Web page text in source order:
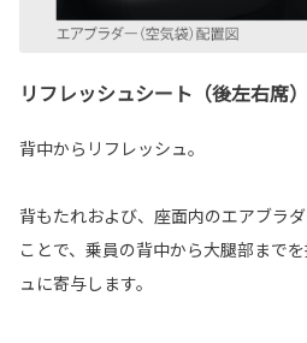
リフレッシュシート（後左右席）
背中からリフレッシュ。
背もたれおよび、座面内のエアブラ
ことで、乗員の背中から大腿部まで
ュに寄与します。